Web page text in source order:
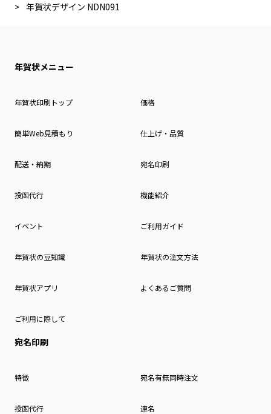
年賀状デザイン NDN091
年賀状メニュー
年賀状印刷トップ 価格
簡単Web見積もり 仕上げ・品質
配送・納期 宛名印刷
投函代行 機能紹介
イベント ご利用ガイド
年賀状の豆知識 年賀状の注文方法
年賀状アプリ よくあるご質問
ご利用に際して
宛名印刷
特徴 宛名有無同時注文
投函代行 連名